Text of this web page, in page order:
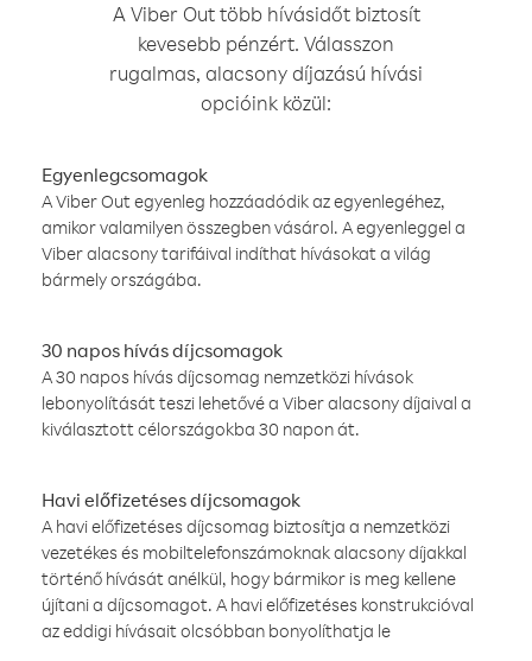
A Viber Out több hívásidőt biztosít
kevesebb pénzért. Válasszon
rugalmas, alacsony díjazású hívási
opcióink közül:
Egyenlegcsomagok
A Viber Out egyenleg hozzáadódik az egyenlegéhez,
amikor valamilyen összegben vásárol. A egyenleggel a
Viber alacsony tarifáival indíthat hívásokat a világ
bármely országába.
30 napos hívás díjcsomagok
A 30 napos hívás díjcsomag nemzetközi hívások
lebonyolítását teszi lehetővé a Viber alacsony díjaival a
kiválasztott célországokba 30 napon át.
Havi előfizetéses díjcsomagok
A havi előfizetéses díjcsomag biztosítja a nemzetközi
vezetékes és mobiltelefonszámoknak alacsony díjakkal
történő hívását anélkül, hogy bármikor is meg kellene
újítani a díjcsomagot. A havi előfizetéses konstrukcióval
az eddigi hívásait olcsóbban bonyolíthatja le